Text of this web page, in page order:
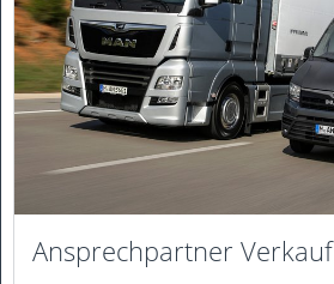
Ansprechpartner Verkauf